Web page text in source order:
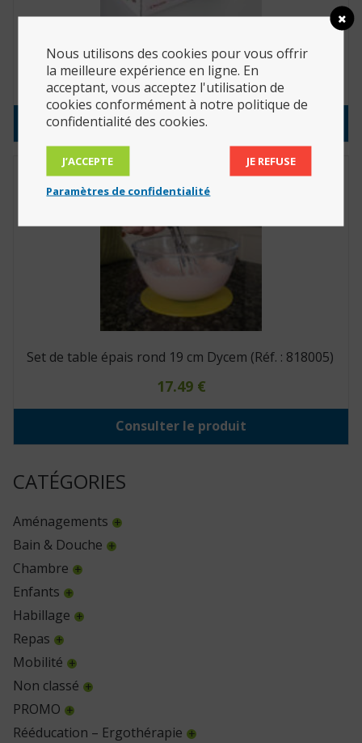
CATÉGORIES
Aménagements
Bain & Douche
Chambre
Enfants
Habillage
Repas
Mobilité
Non classé
PROMO
Rééducation – Ergothérapie
Dévidoir pour Dycem (Réf. : 8041)
62.70 €
Consulter le produit
Set de table épais rond 19 cm Dycem (Réf. : 818005)
17.49 €
Consulter le produit
Nous utilisons des cookies pour vous offrir
la meilleure expérience en ligne. En
acceptant, vous acceptez l'utilisation de
cookies conformément à notre politique de
confidentialité des cookies.
J’ACCEPTE JE REFUSE
Paramètres de confidentialité